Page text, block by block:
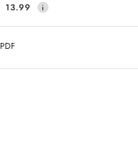
13.99